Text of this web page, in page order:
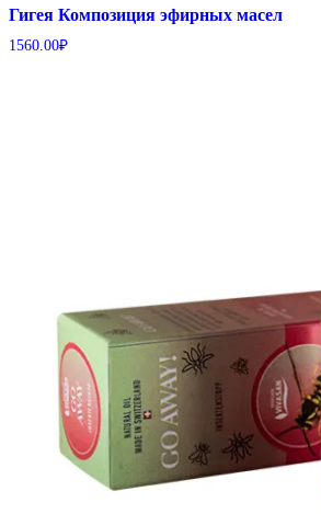
Гигея Композиция эфирных масел
1560.00₽